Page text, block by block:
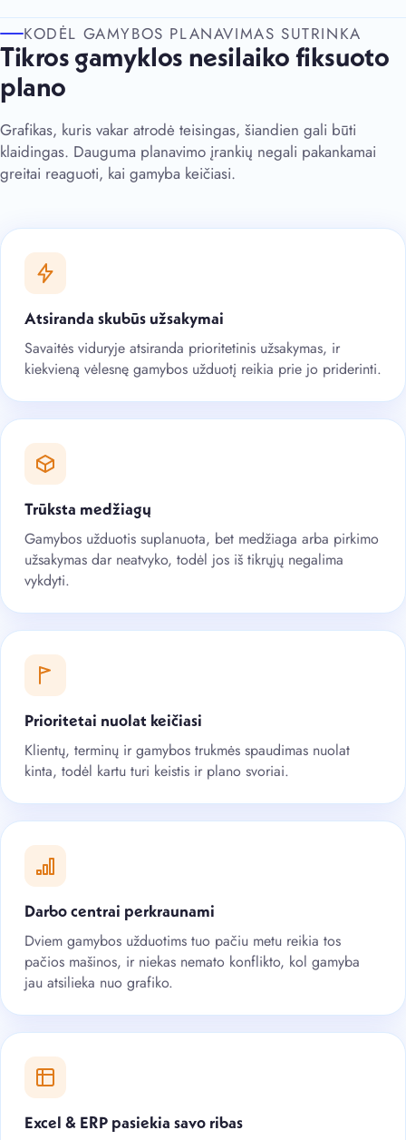
KODĖL GAMYBOS PLANAVIMAS SUTRINKA
Tikros gamyklos nesilaiko fiksuoto
plano
Grafikas, kuris vakar atrodė teisingas, šiandien gali būti
klaidingas. Dauguma planavimo įrankių negali pakankamai
greitai reaguoti, kai gamyba keičiasi.
Atsiranda skubūs užsakymai
Savaitės viduryje atsiranda prioritetinis užsakymas, ir
kiekvieną vėlesnę gamybos užduotį reikia prie jo priderinti.
Trūksta medžiagų
Gamybos užduotis suplanuota, bet medžiaga arba pirkimo
užsakymas dar neatvyko, todėl jos iš tikrųjų negalima
vykdyti.
Prioritetai nuolat keičiasi
Klientų, terminų ir gamybos trukmės spaudimas nuolat
kinta, todėl kartu turi keistis ir plano svoriai.
Darbo centrai perkraunami
Dviem gamybos užduotims tuo pačiu metu reikia tos
pačios mašinos, ir niekas nemato konflikto, kol gamyba
jau atsilieka nuo grafiko.
Excel & ERP pasiekia savo ribas